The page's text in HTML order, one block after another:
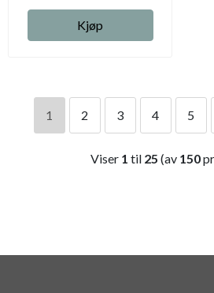
Kjøp
1 2 3 4 5
Viser 1 til 25 (av 150